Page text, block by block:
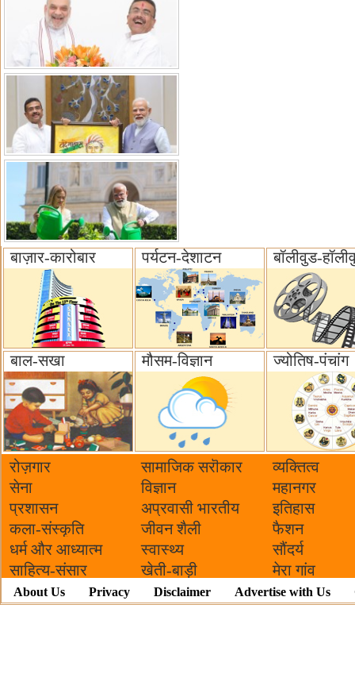
बाज़ार-कारोबार पर्यटन-देशाटन बॉलीवुड-
बाल-सखा मौसम-विज्ञान ज्योतिष-पंचांग
रोज़गार सामाजिक सरॊकार‌
व्यक्तित्व
सेना
विज्ञान
महानगर
प्रशासन
अप्रवासी भारतीय
इतिहास
कला-संस्कृति
जीवन शैली
फैशन
धर्म और आध्यात्म
स्वास्थ्य
सौंदर्य
साहित्य-संसार
खेती-बाड़ी मेरा गांव
About Us Privacy Disclaimer Advertise with Us